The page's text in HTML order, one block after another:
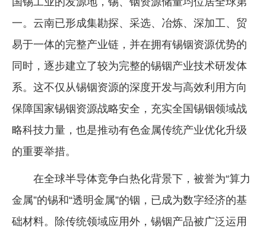
一。云南已形成集勘探、采选、冶炼、深加工、贸
易于一体的完整产业链，并在拥有锡铟资源优势的
同时，逐步建立了较为完整的锡铟产业技术研发体
系。这不仅从锡铟资源的深度开发与高效利用方向
保障国家锡铟资源战略安全，充实全国锡铟领域战
略科技力量，也是推动有色金属传统产业优化升级
的重要举措。
在全球半导体竞争白热化背景下，被誉为“算力
金属”的锡和“透明金属”的铟，已成为数字经济的基
础材料。除传统领域应用外，锡铟产品被广泛运用